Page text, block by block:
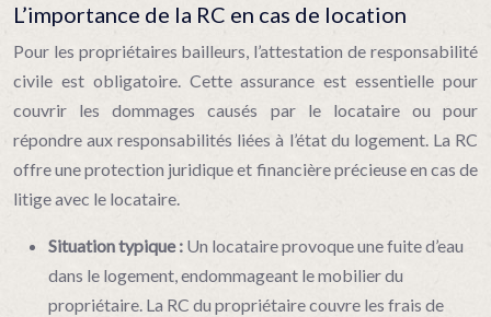
L’importance de la RC en cas de location
Pour les propriétaires bailleurs, l’attestation de responsabilité
civile est obligatoire. Cette assurance est essentielle pour
couvrir les dommages causés par le locataire ou pour
répondre aux responsabilités liées à l’état du logement. La RC
offre une protection juridique et financière précieuse en cas de
litige avec le locataire.
Situation typique : Un locataire provoque une fuite d’eau
dans le logement, endommageant le mobilier du
propriétaire. La RC du propriétaire couvre les frais de